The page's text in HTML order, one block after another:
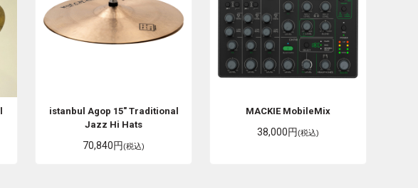
istanbul Agop 15" Traditional
Jazz Hi Hats
70,840円(税込)
MACKIE MobileMix
38,000円(税込)